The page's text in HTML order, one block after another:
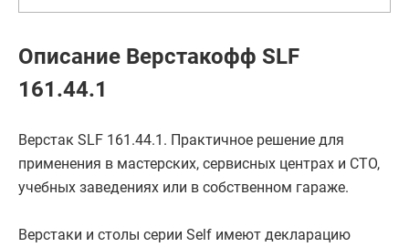
Описание Верстакофф SLF
161.44.1
Верстак SLF 161.44.1. Практичное решение для
применения в мастерских, сервисных центрах и СТО,
учебных заведениях или в собственном гараже.
Верстаки и столы серии Self имеют декларацию